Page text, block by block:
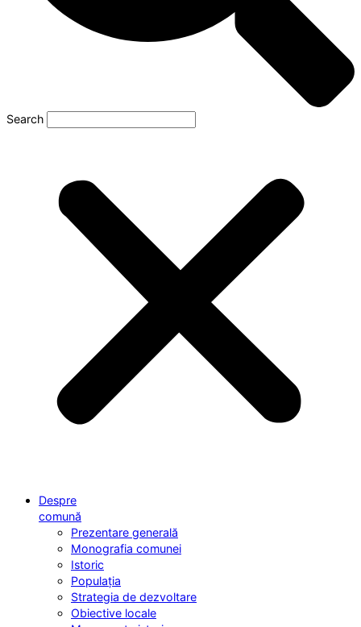
Search
Despre
comună
Prezentare generală
Monografia comunei
Istoric
Populația
Strategia de dezvoltare
Obiective locale